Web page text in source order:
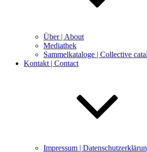
Über | About
Mediathek
Sammelkataloge | Collective
Kontakt | Contact
Impressum |